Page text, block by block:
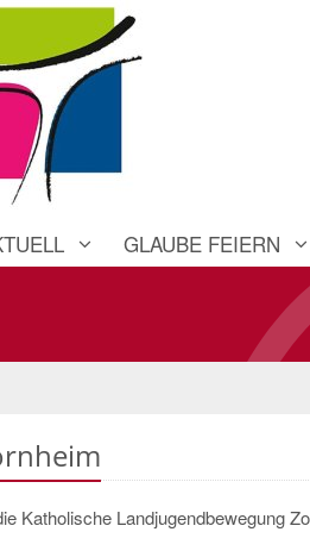
GLAUBE FEIERN
Katholische Landjugendbewegung